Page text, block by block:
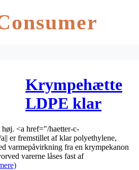
Krympehætte
LDPE klar
1250/
<a href="/haetter-c-
er fremstillet af klar polyethylene,
varmepåvirkning fra en krympekanon
varerne låses fast af